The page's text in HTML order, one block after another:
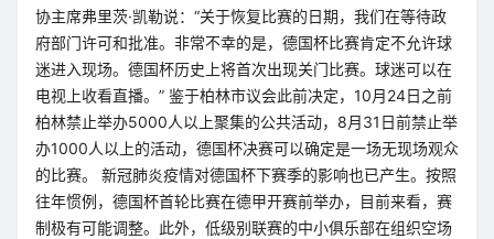
协主席弗里茨·凯勒说：“关于恢复比赛的日期，我们在等待政
府部门许可和批准。非常不幸的是，德国杯比赛肯定不允许球
迷进入现场。德国杯历史上将首次出现关门比赛。球迷可以在
电视上收看直播。” 鉴于柏林市议会此前决定，10月24日之前
柏林禁止举办5000人以上聚集的公共活动，8月31日前禁止举
办1000人以上的活动，德国杯决赛可以确定是一场无现场观众
的比赛。 新冠肺炎疫情对德国杯下赛季的影响也已产生。按照
往年惯例，德国杯首轮比赛在德甲开赛前举办，目前来看，赛
制极有可能调整。此外，低级别联赛的中小俱乐部在组织空场